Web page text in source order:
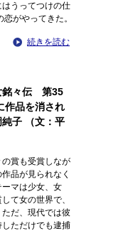
うってつけの仕
がやってきた。
続きを読む
銘々伝 第35
品を消され
子 （文：平
賞も受賞しなが
品が見られなく
マは少女、女
て女の世界で、
だ、現代では彼
ただけでも逮捕